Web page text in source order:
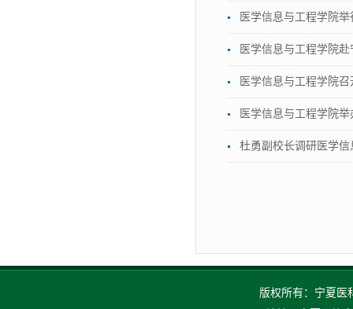
医学信息与工程学院
医学信息与工程学院
医学信息与工程学院
医学信息与工程学院
杜勇副校长调研医学
版权所有：宁夏医